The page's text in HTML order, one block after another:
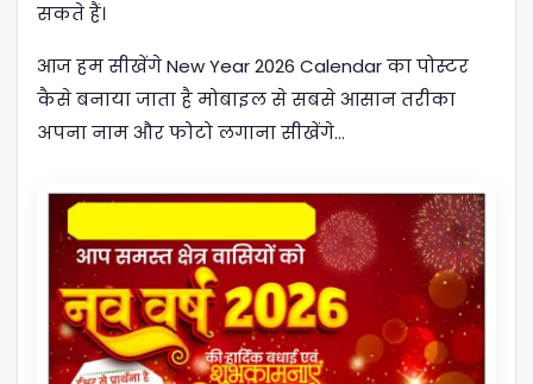
सकते हैं।
आज हम सीखेंगे New Year 2026 Calendar का पोस्टर
कैसे बनाया जाता है मोबाइल से सबसे आसान तरीका
अपना नाम और फोटो लगाना सीखेंगे…